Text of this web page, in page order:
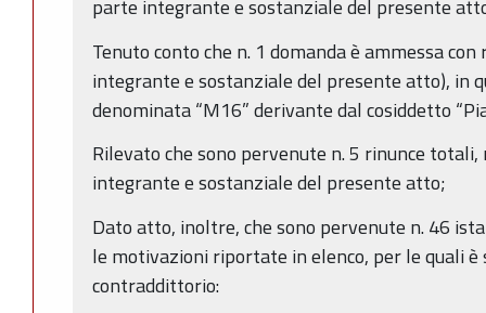
parte integrante e sostanziale del presente
Tenuto conto che n. 1 domanda è ammessa
integrante e sostanziale del presente atto), in
denominata “M16” derivante dal cosiddetto
Rilevato che sono pervenute n. 5 rinunce
integrante e sostanziale del presente atto;
Dato atto, inoltre, che sono pervenute n. 46
le motivazioni riportate in elenco, per le quali
contraddittorio: